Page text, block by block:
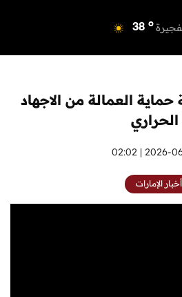
38 o
39 o
الخيمة 39 o
36 o
العمالة من الاجهاد
الحراري
2026-06-15 |
أخبار الإمارات